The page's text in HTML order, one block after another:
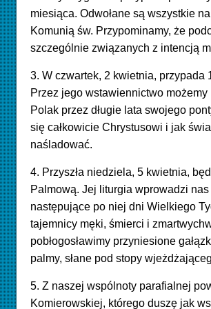
miesiąca. Odwołane są wszystkie
Komunią św. Przypominamy, że
szczególnie związanych z intencją
3. W czwartek, 2 kwietnia, przypada
Przez jego wstawiennictwo
Polak przez długie lata swojego
się całkowicie Chrystusowi i jak
naśladować.
4. Przyszła niedziela, 5 kwietnia,
Palmową. Jej liturgia wprowadzi
następujące po niej dni Wielkiego
tajemnicy męki, śmierci i
pobłogosławimy przyniesione
palmy, słane pod stopy
5. Z naszej wspólnoty parafialnej
Komierowskiej, którego duszę jak